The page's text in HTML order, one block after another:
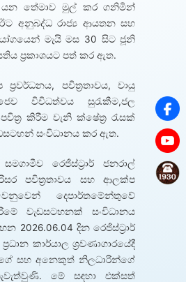
තේමාව මුල් කර ගනිමින්
ඊට අනුබද්ධ රාජ්‍ය ආයතන සහ
මැයි මස 30 සිට ජූනි
ප්‍රකාශයට පත් කර ඇත.
පවිත්‍රතාවය, වායු
විවිධත්වය සුරැකීම,ජල
කිරීම වැනි ක්ෂේත්‍ර රැසක්
සංවිධානය කර ඇත.
රෙජිස්ට්‍රාර් ජනරාල්
පවිත්‍රතාවය සහ ආලක්ප
දෙපාර්තමේන්තුවේ
වැඩසටහනක් සංවිධානය
2026.06.04 දින රෙජිස්ට්‍රාර්
කාර්යාල ශ්‍රවණාගාරයේදී
සහ අනෙකුත් නිලධාරීන්ගේ
මේ සඳහා එක්සත්